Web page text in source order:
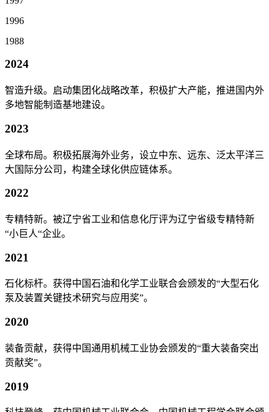
1996
1988
2024
智造升级。启动集团化战略改革，积极扩大产能，推进国内外
多地智能制造基地建设。
2023
全球布局。积极拓展海外业务，设立中东、远东、泛太平洋三
大国际分公司，构建全球化供应链体系。
2022
专精特新。被辽宁省工业和信息化厅评为辽宁省级专精特新
“小巨人“企业。
2021
石化标杆。获得中国石油和化学工业联合会颁发的“大型石化
泵及装置关键技术研究与应用奖”。
2020
装备贡献，获得中国通用机械工业协会颁发的“重大装备突出
贡献奖”。
2019